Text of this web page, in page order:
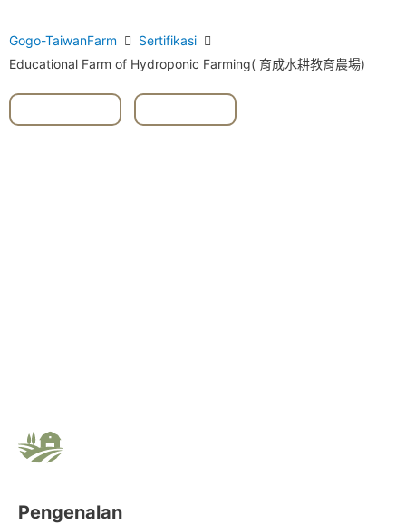
Gogo-TaiwanFarm
Sertifikasi
Educational Farm of Hydroponic Farming( 育成水耕教育農場)
Pengenalan